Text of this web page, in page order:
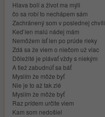
Hlava bolí a život ma mýli
čo sa robí to nechápem sám
Zachránený som v poslednej chvíli
Keď len malú nádej mám
Nemôžem ísť len po prúde rieky
Zdá sa že viem o niečom už viac
Dôležité je plávať vždy s niekým
A tiež zabudnúť sa báť
Myslím že môže byť
Nie je to až tak zlé
Myslím že môže byť
Raz prídem určite viem
Kam som nedošiel